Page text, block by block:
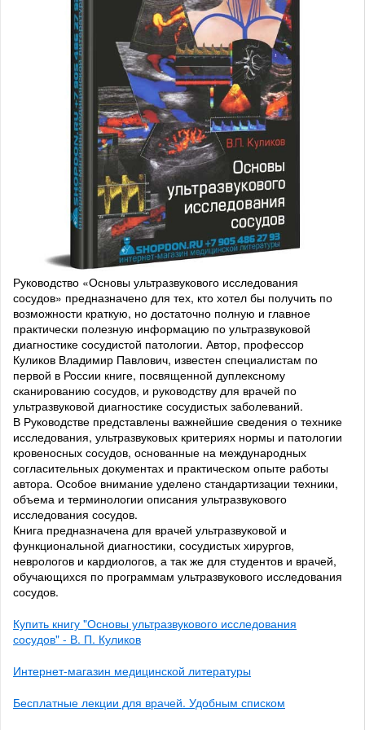
Руководство «Основы ультразвукового исследования
сосудов» предназначено для тех, кто хотел бы получить по
возможности краткую, но достаточно полную и главное
практически полезную информацию по ультразвуковой
диагностике сосудистой патологии. Автор, профессор
Куликов Владимир Павлович, известен специалистам по
первой в России книге, посвященной дуплексному
сканированию сосудов, и руководству для врачей по
ультразвуковой диагностике сосудистых заболеваний.
В Руководстве представлены важнейшие сведения о технике
исследования, ультразвуковых критериях нормы и патологии
кровеносных сосудов, основанные на международных
согласительных документах и практическом опыте работы
автора. Особое внимание уделено стандартизации техники,
объема и терминологии описания ультразвукового
исследования сосудов.
Книга предназначена для врачей ультразвуковой и
функциональной диагностики, сосудистых хирургов,
неврологов и кардиологов, а так же для студентов и врачей,
обучающихся по программам ультразвукового исследования
сосудов.
Купить книгу "Основы ультразвукового исследования
сосудов" - В. П. Куликов
Интернет-магазин медицинской литературы
Бесплатные лекции для врачей. Удобным списком